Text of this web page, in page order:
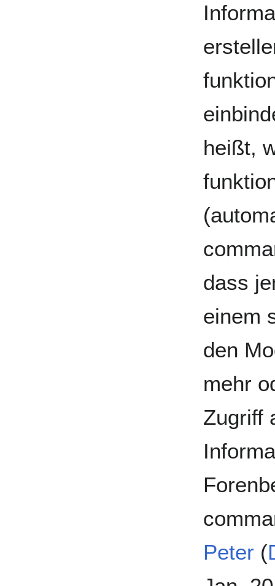
heißt,
dass
einem
den
mehr
Zugriff
Peter (